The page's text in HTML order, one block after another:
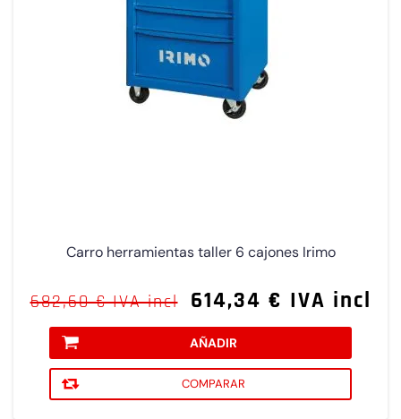
Carro herramientas taller 6 cajones Irimo
682,60 € IVA incl 614,34 € IVA incl
AÑADIR
COMPARAR